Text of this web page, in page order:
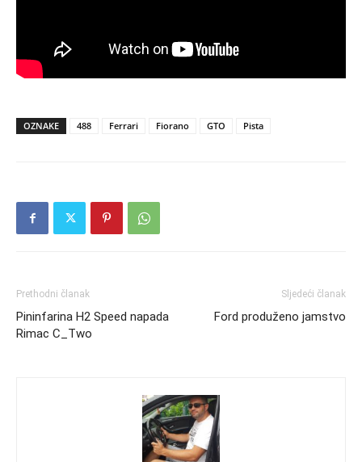
OZNAKE 488 Ferrari Fiorano GTO Pista
Prethodni članak
Pininfarina H2 Speed napada
Rimac C_Two
Sljedeći članak
Ford produženo jamstvo